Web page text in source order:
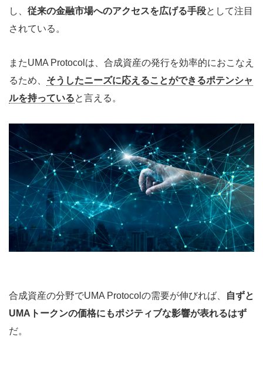
し、 従来の金融市場へのアクセスを広げる手段として注目
されている。
またUMA Protocolは、合成資産の発行を効率的におこなえ
るため、 そうしたニーズに応えることができるポテンシャ
ルを持っていると言える。
合成資産の分野でUMA Protocolの需要が伸びれば、
自ずと
UMAトークンの価格にもポジティブな影響が表れるはず
だ。